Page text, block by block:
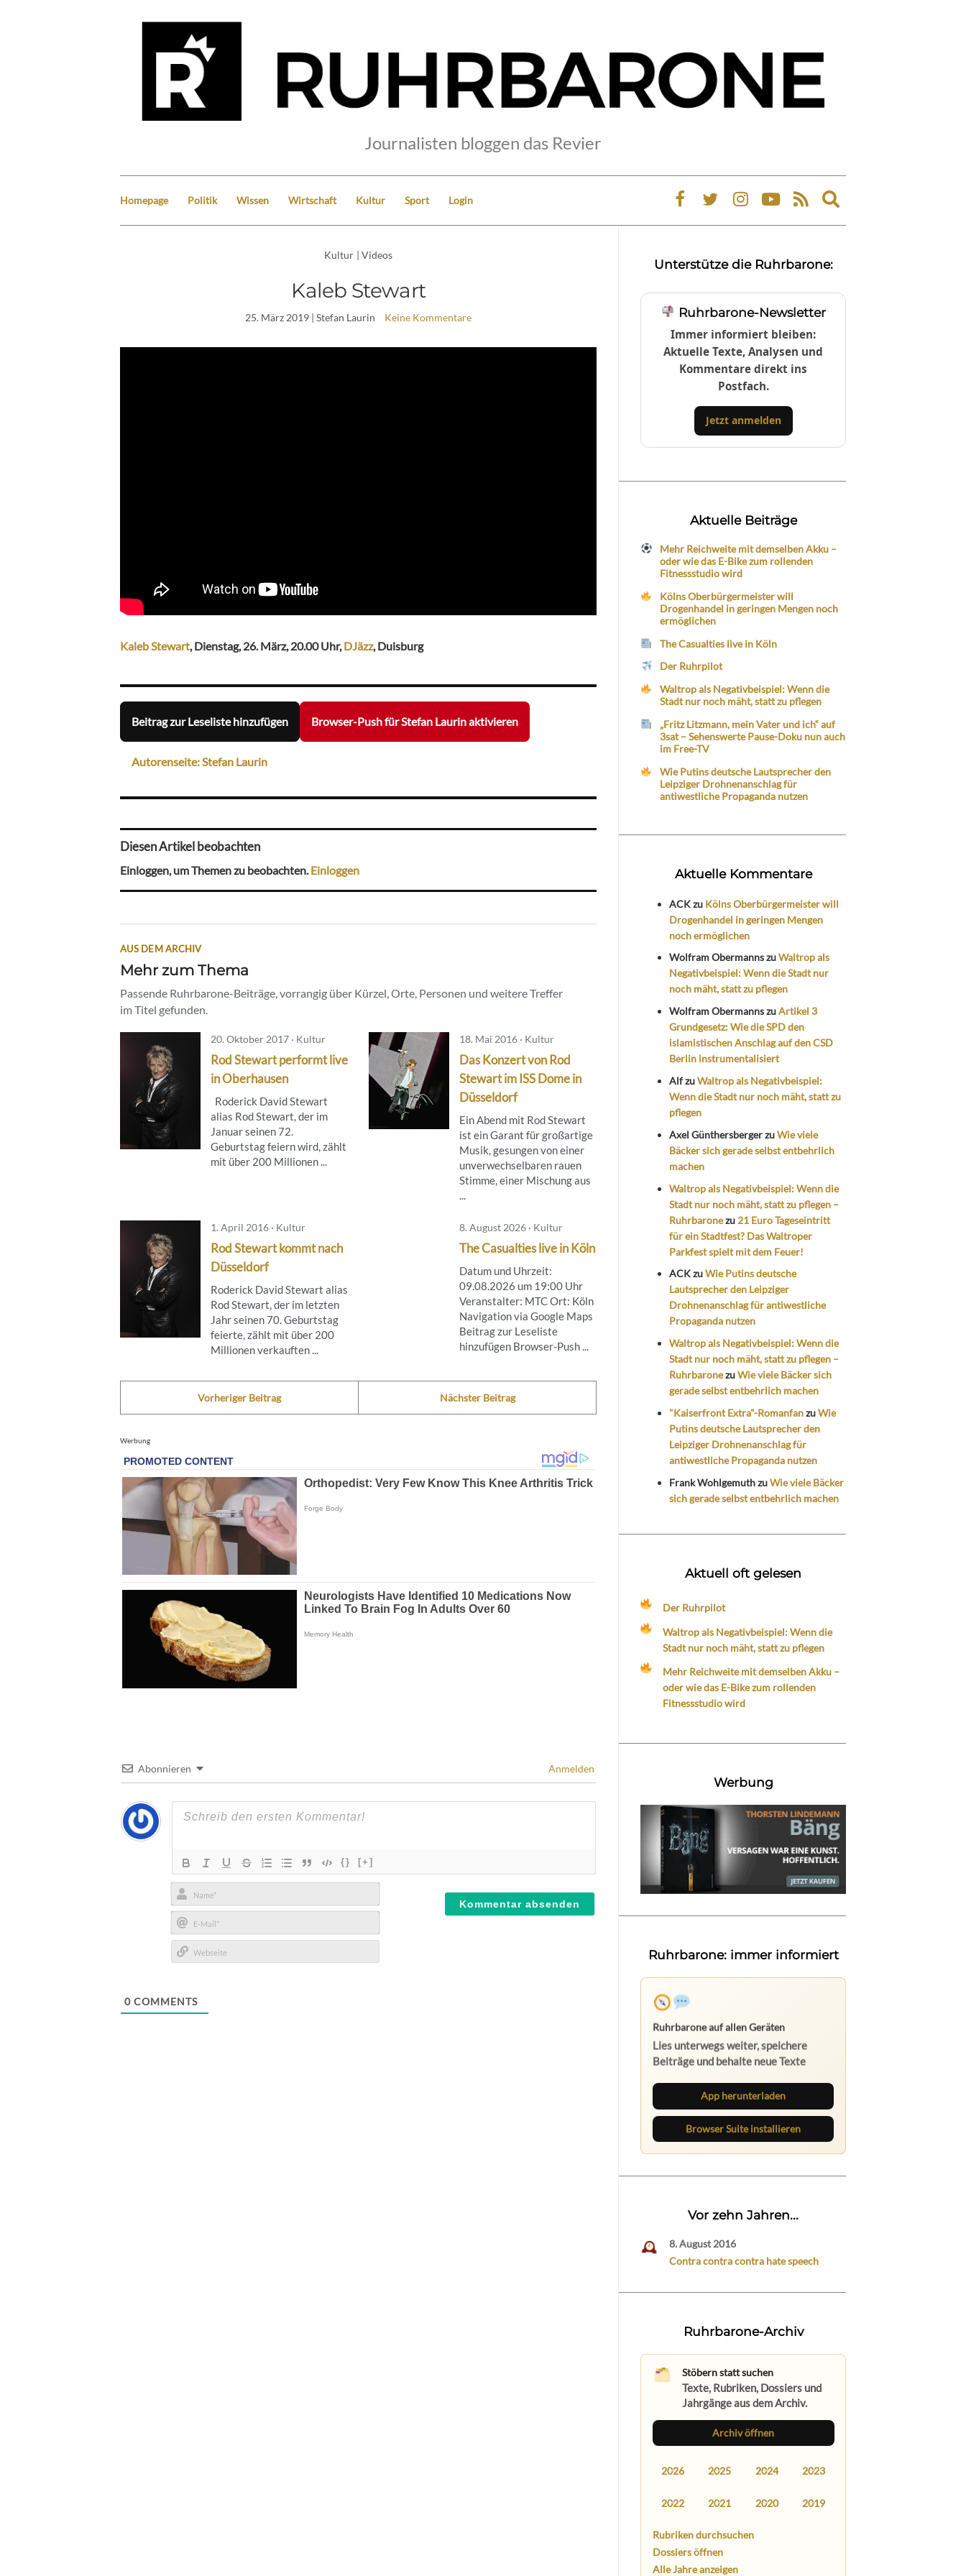
Journalisten bloggen das Revier
Homepage Politik Wissen Wirtschaft Kultur Sport Login
Expand
search
Kultur | Videos
Kaleb Stewart
25. März 2019 | Stefan Laurin Keine Kommentare
Kaleb Stewart, Dienstag, 26. März, 20.00 Uhr,DJäzz, Duisburg
Beitrag zur Leseliste hinzufügen Browser-Push für Stefan Laurin aktivieren
Autorenseite: Stefan Laurin
Diesen Artikel beobachten
Einloggen, um Themen zu beobachten.Einloggen
AUS DEM ARCHIV
Mehr zum Thema
Passende Ruhrbarone-Beiträge, vorrangig über Kürzel, Orte, Personen und weitere Treffer
im Titel gefunden.
20. Oktober 2017 · Kultur
Rod Stewart performt live
in Oberhausen
Roderick David Stewart
alias Rod Stewart, der im
Januar seinen 72.
Geburtstag feiern wird, zählt
mit über 200 Millionen ...
18. Mai 2016 · Kultur
Das Konzert von Rod
Stewart im ISS Dome in
Düsseldorf
Ein Abend mit Rod Stewart
ist ein Garant für großartige
Musik, gesungen von einer
unverwechselbaren rauen
Stimme, einer Mischung aus
...
1. April 2016 · Kultur
Rod Stewart kommt nach
Düsseldorf
Roderick David Stewart alias
Rod Stewart, der im letzten
Jahr seinen 70. Geburtstag
feierte, zählt mit über 200
Millionen verkauften ...
8. August 2026 · Kultur
The Casualties live in Köln
Datum und Uhrzeit:
09.08.2026 um 19:00 Uhr
Veranstalter: MTC Ort: Köln
Navigation via Google Maps
Beitrag zur Leseliste
hinzufügen Browser-Push ...
Vorheriger Beitrag Nächster Beitrag
Werbung
Abonnieren Anmelden
{} [+]
Name*
E-
Mail*
0 COMMENTS
Unterstütze die Ruhrbarone:
Ruhrbarone-Newsletter
Immer informiert bleiben:
Aktuelle Texte, Analysen und
Kommentare direkt ins
Postfach.
Jetzt anmelden
Aktuelle Beiträge
Mehr Reichweite mit demselben Akku –
oder wie das E-Bike zum rollenden
Fitnessstudio wird
Kölns Oberbürgermeister will
Drogenhandel in geringen Mengen noch
ermöglichen
The Casualties live in Köln
Der Ruhrpilot
Waltrop als Negativbeispiel: Wenn die
Stadt nur noch mäht, statt zu pflegen
„Fritz Litzmann, mein Vater und ich“ auf
3sat – Sehenswerte Pause-Doku nun auch
im Free-TV
Wie Putins deutsche Lautsprecher den
Leipziger Drohnenanschlag für
antiwestliche Propaganda nutzen
Aktuelle Kommentare
ACKzu Kölns Oberbürgermeister will
Drogenhandel in geringen Mengen
noch ermöglichen
Wolfram ObermannszuWaltrop als
Negativbeispiel: Wenn die Stadt nur
noch mäht, statt zu pflegen
Wolfram ObermannszuArtikel 3
Grundgesetz: Wie die SPD den
islamistischen Anschlag auf den CSD
Berlin instrumentalisiert
AlfzuWaltrop als Negativbeispiel:
Wenn die Stadt nur noch mäht, statt zu
pflegen
Axel GünthersbergerzuWie viele
Bäcker sich gerade selbst entbehrlich
machen
Waltrop als Negativbeispiel: Wenn die
Stadt nur noch mäht, statt zu pflegen –
Ruhrbaronezu 21 Euro Tageseintritt
für ein Stadtfest? Das Waltroper
Parkfest spielt mit dem Feuer!
ACKzuWie Putins deutsche
Lautsprecher den Leipziger
Drohnenanschlag für antiwestliche
Propaganda nutzen
Waltrop als Negativbeispiel: Wenn die
Stadt nur noch mäht, statt zu pflegen –
RuhrbaronezuWie viele Bäcker sich
gerade selbst entbehrlich machen
"Kaiserfront Extra"-RomanfanzuWie
Putins deutsche Lautsprecher den
Leipziger Drohnenanschlag für
antiwestliche Propaganda nutzen
Frank WohlgemuthzuWie viele Bäcker
sich gerade selbst entbehrlich machen
Aktuell oft gelesen
Der Ruhrpilot
Waltrop als Negativbeispiel: Wenn die
Stadt nur noch mäht, statt zu pflegen
Mehr Reichweite mit demselben Akku –
oder wie das E-Bike zum rollenden
Fitnessstudio wird
Werbung
Ruhrbarone: immer informiert
Ruhrbarone auf allen Geräten
Lies unterwegs weiter, speichere
Beiträge und behalte neue Texte
App herunterladen
Browser Suite installieren
Vor zehn Jahren...
8. August 2016
Contra contra contra hate speech
Ruhrbarone-Archiv
Stöbern statt suchen
Texte, Rubriken, Dossiers und
Jahrgänge aus dem Archiv.
Archiv öffnen
2026 2025 2024 2023
2022 2021 2020 2019
Rubriken durchsuchen
Dossiers öffnen
Alle Jahre anzeigen